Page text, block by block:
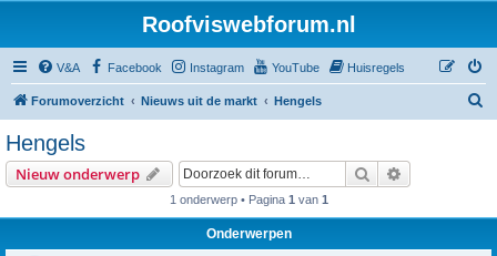
Roofviswebforum.nl
V&A Facebook Instagram YouTube Huisregels
Forumoverzicht Nieuws uit de markt Hengels
Hengels
Nieuw onderwerp Zoek
1 onderwerp • Pagina 1 van 1
Onderwerpen